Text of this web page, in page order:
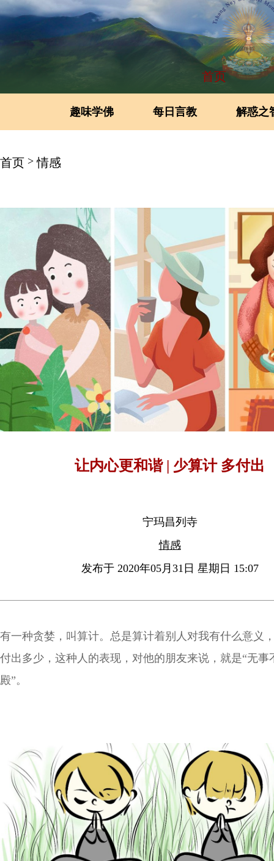
首页
趣味学佛 每日言教 解惑之
首页 > 情感
让内心更和谐 | 少算计 多付出
宁玛昌列寺
情感
发布于 2020年05月31日 星期日 15:07
有一种贪婪，叫算计。总是算计着别人对我有什么意义
付出多少，这种人的表现，对他的朋友来说，就是“无事
殿”。